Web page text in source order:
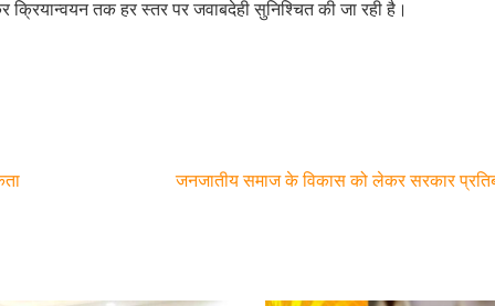
तक हर स्तर पर जवाबदेही सुनिश्चित की जा रही है।
जनजातीय समाज के विकास को लेकर सरकार